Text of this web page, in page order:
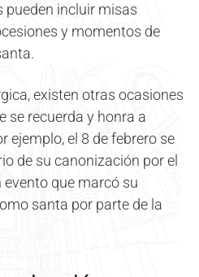
pueden incluir misas
y momentos de
existen otras ocasiones
se recuerda y honra a
ejemplo, el 8 de febrero se
de su canonización por el
evento que marcó su
santa por parte de la